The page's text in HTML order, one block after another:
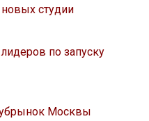
студии
по запуску
Москвы